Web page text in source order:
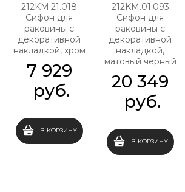
212KM.21.018
Сифон для
раковины с
декоративной
накладкой, хром
7 929
руб.
В КОРЗИНУ
212KM.01.093
Сифон для
раковины с
декоративной
накладкой,
матовый черный
20 349
руб.
В КОРЗИНУ